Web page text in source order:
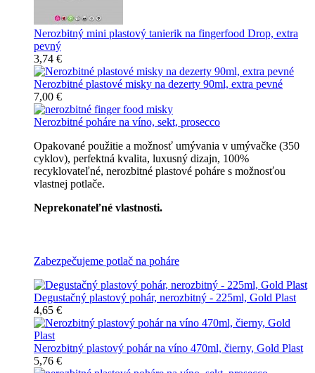
Nerozbitný mini plastový tanierik na fingerfood Drop, extra
pevný
3,74 €
Nerozbitné plastové misky na dezerty 90ml, extra pevné
7,00 €
Nerozbitné poháre na víno, sekt, prosecco
Opakované použitie a možnosť umývania v umývačke (350
cyklov), perfektná kvalita, luxusný dizajn, 100%
recyklovateľné, nerozbitné plastové poháre s možnosťou
vlastnej potlače.
Neprekonateľné vlastnosti.
Zabezpečujeme potlač na poháre
Degustačný plastový pohár, nerozbitný - 225ml, Gold Plast
4,65 €
Nerozbitný plastový pohár na víno 470ml, čierny, Gold Plast
5,76 €